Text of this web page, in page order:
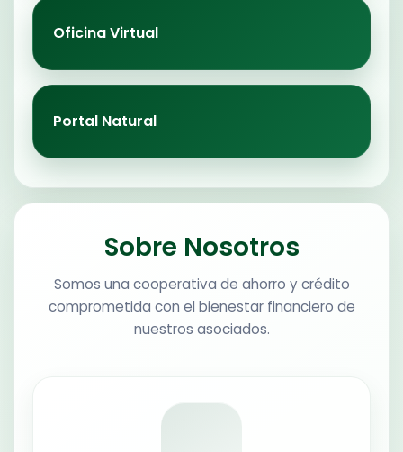
Oficina Virtual
Portal Natural
Sobre Nosotros
Somos una cooperativa de ahorro y crédito
comprometida con el bienestar financiero de
nuestros asociados.